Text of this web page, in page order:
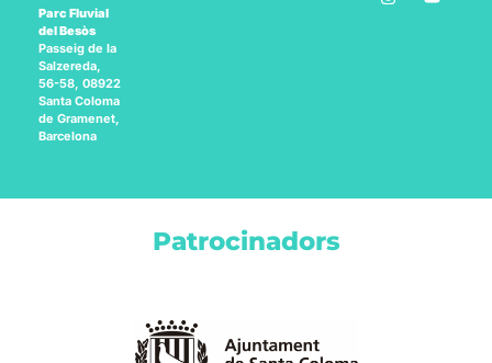
Parc Fluvial
del Besòs
Passeig de la
Salzereda,
56-58, 08922
Santa Coloma
de Gramenet,
Barcelona
Patrocinadors